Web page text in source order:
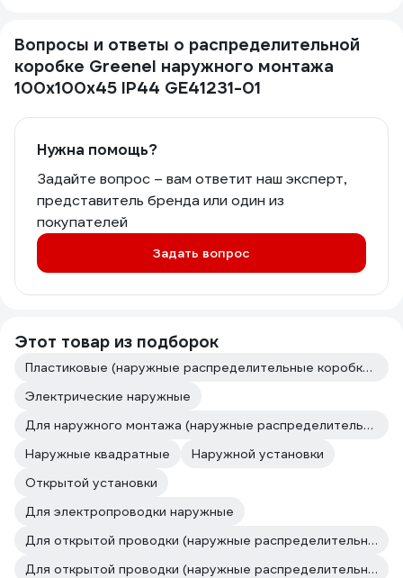
Вопросы и ответы о распределительной
коробке Greenel наружного монтажа
100х100х45 IP44 GE41231-01
Нужна помощь?
Задайте вопрос – вам ответит наш эксперт,
представитель бренда или один из
покупателей
Задать вопрос
Этот товар из подборок
Пластиковые (наружные распределительные коробки открытой установки)
Электрические наружные
Для наружного монтажа (наружные распределительные коробки открытой установки)
Наружные квадратные
Наружной установки
Открытой установки
Для электропроводки наружные
Для открытой проводки (наружные распределительные коробки открытой установки)
Для открытой проводки (наружные распределительные коробки открытой установки)